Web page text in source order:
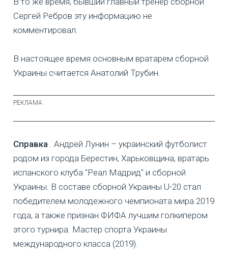
Сергей Ребров эту информацию не
комментировал.
В настоящее время основным вратарем сборной
Украины считается Анатолий Трубин.
Справка . Андрей Лунин – украинский футболист
родом из города Берестин, Харьковщина, вратарь
испанского клуба "Реал Мадрид" и сборной
Украины. В составе сборной Украины U-20 стал
победителем молодежного чемпионата мира 2019
года, а также признан ФИФА лучшим голкипером
этого турнира. Мастер спорта Украины
международного класса (2019).